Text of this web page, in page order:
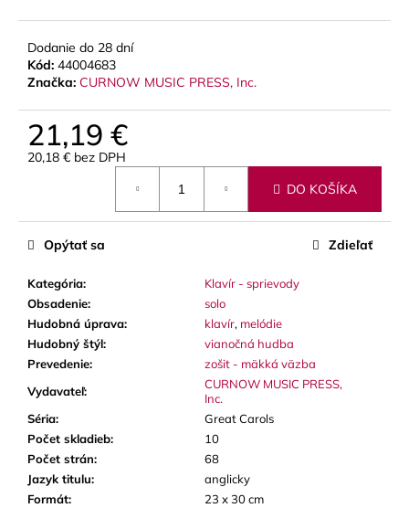
Dodanie do 28 dní
Kód: 44004683
Značka: CURNOW MUSIC PRESS, Inc.
21,19 €
20,18 € bez DPH
DO KOŠÍKA
Kategória:
Klavír - sprievody
Obsadenie:
solo
Hudobná úprava: klavír, melódie
Hudobný štýl:
vianočná hudba
Prevedenie:
zošit - mäkká väzba
Vydavateľ:
CURNOW MUSIC PRESS,
Inc.
Séria:
Great Carols
Počet skladieb:
10
Počet strán:
68
Jazyk titulu:
anglicky
Formát:
23 x 30 cm
Opýtať sa Zdieľať
O
d
p
o
ú
m
JM
VALVE
OIL
SYNTETICKÝ
OLEJ
NA
PIESTY
A
ROTORY,
MEDIUM
8,70